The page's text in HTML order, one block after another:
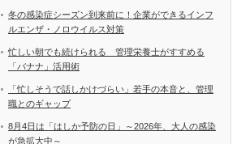
冬の感染症シーズン到来前に！企業ができるインフ
ルエンザ・ノロウイルス対策
忙しい朝でも続けられる 管理栄養士がすすめる
「バナナ」活用術
「忙しそうで話しかけづらい」若手の本音と、管理
職とのギャップ
8月4日は「はしか予防の日」～2026年、大人の感染
が急拡大中～